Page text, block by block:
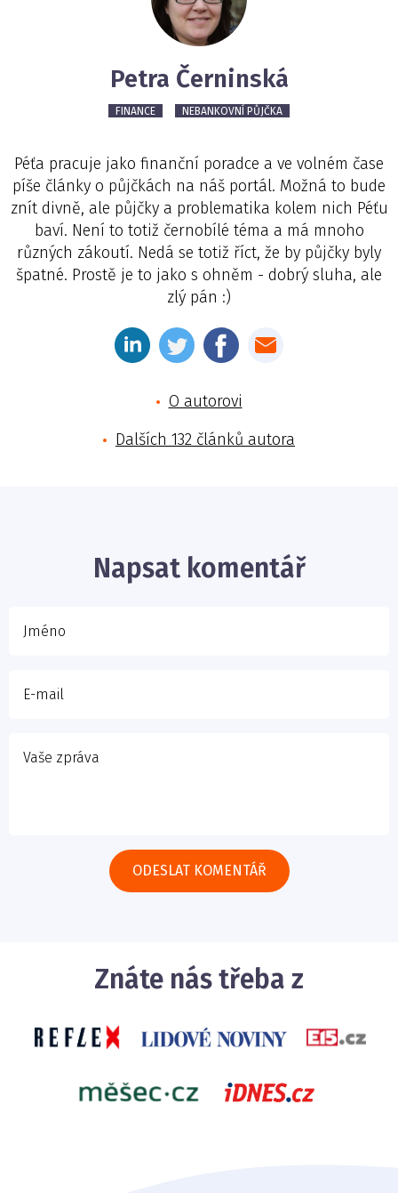
Petra Černinská
FINANCE NEBANKOVNÍ PŮJČKA
Péťa pracuje jako finanční poradce a ve volném čase
píše články o půjčkách na náš portál. Možná to bude
znít divně, ale půjčky a problematika kolem nich Péťu
baví. Není to totiž černobílé téma a má mnoho
různých zákoutí. Nedá se totiž říct, že by půjčky byly
špatné. Prostě je to jako s ohněm - dobrý sluha, ale
zlý pán :)
O autorovi
Dalších 132 článků autora
Napsat komentář
Znáte nás třeba z